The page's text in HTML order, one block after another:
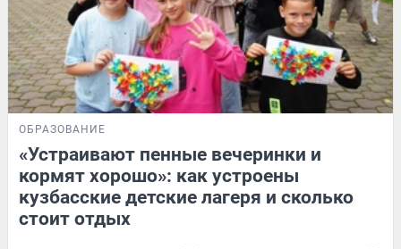
ОБРАЗОВАНИЕ
«Устраивают пенные вечеринки и
кормят хорошо»: как устроены
кузбасские детские лагеря и сколько
стоит отдых